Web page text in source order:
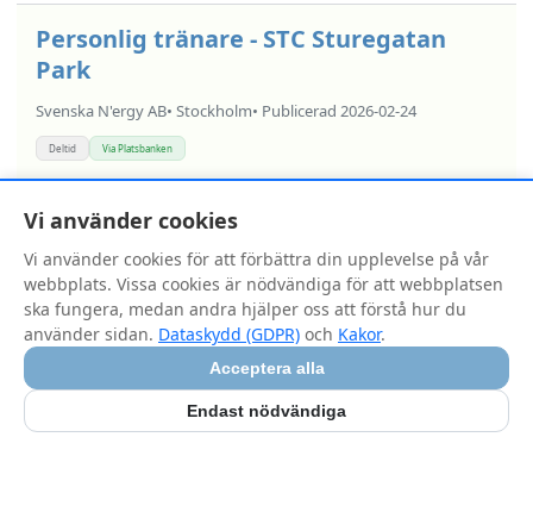
Personlig tränare - STC Sturegatan
Park
Svenska N'ergy AB• Stockholm• Publicerad 2026-02-24
Deltid Via Platsbanken
< Föregående Sida 1 av 1 · Visar 1-6 av 6
Vi använder cookies
Vi använder cookies för att förbättra din upplevelse på vår
webbplats. Vissa cookies är nödvändiga för att webbplatsen
ska fungera, medan andra hjälper oss att förstå hur du
använder sidan. Dataskydd (GDPR) och Kakor.
Acceptera alla
Endast nödvändiga